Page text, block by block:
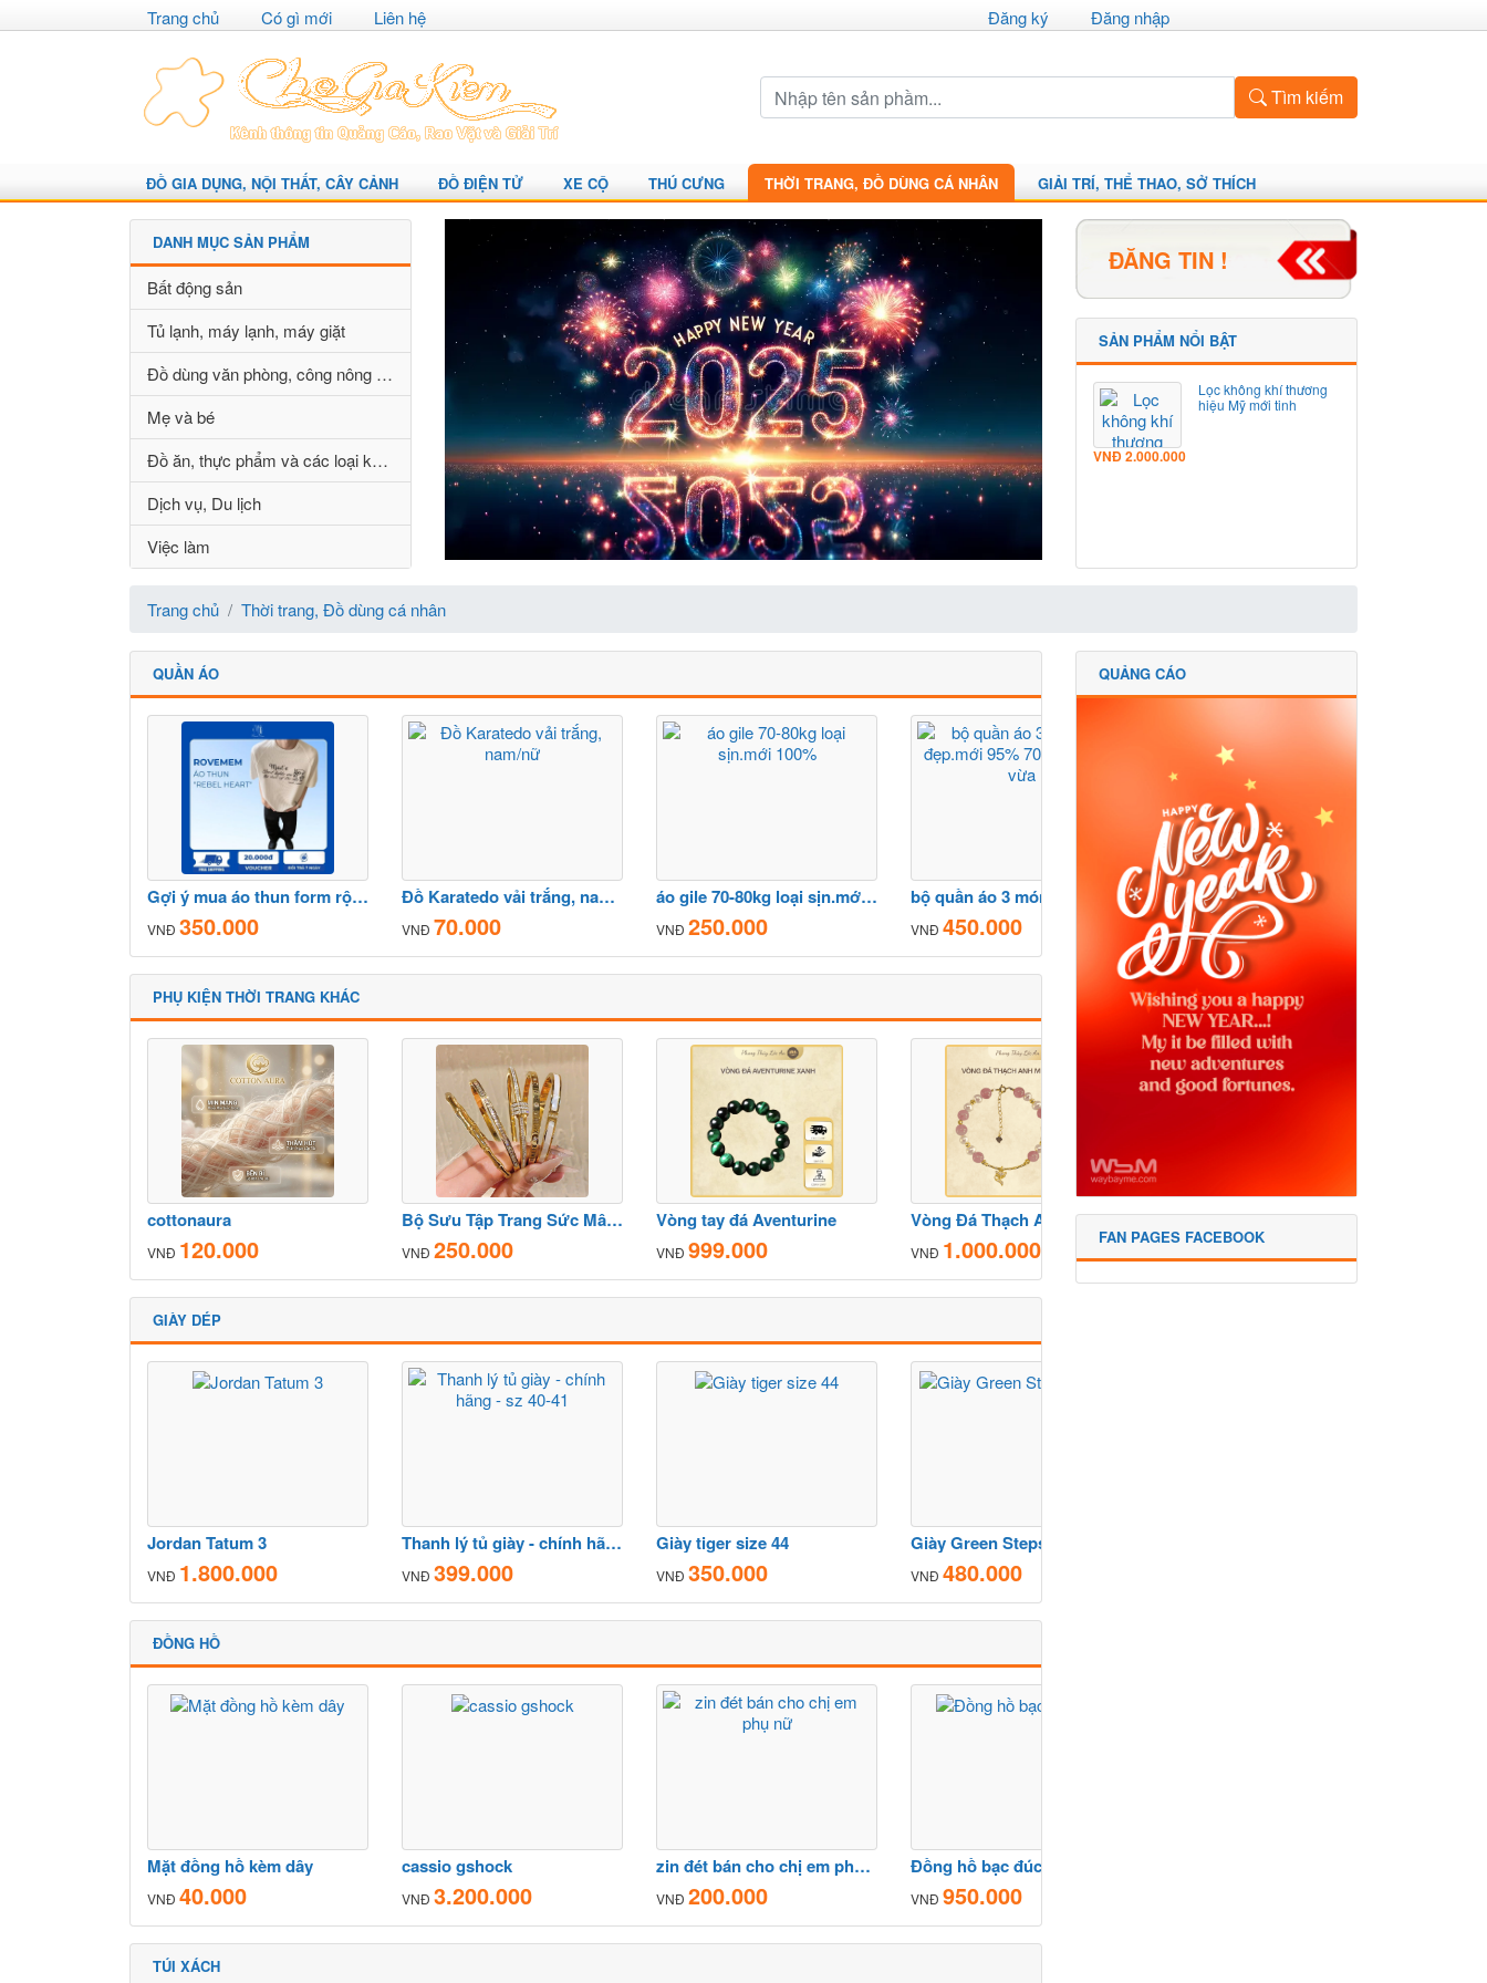
Trang chủ Có gì mới Liên hệ Đăng ký Đăng nhập
Tìm kiếm
ĐỒ GIA DỤNG, NỘI THẤT, CÂY CẢNH ĐỒ ĐIỆN TỬ XE CỘ THÚ CƯNG THỜI TRANG, ĐỒ DÙNG CÁ NHÂN GIẢI TRÍ, THỂ THAO, SỞ THÍCH
DANH MỤC SẢN PHẨM
Bất động sản
Tủ lạnh, máy lạnh, máy giặt
Đồ dùng văn phòng, công nông nghiệp
Mẹ và bé
Đồ ăn, thực phẩm và các loại khác
Dịch vụ, Du lịch
Việc làm
ĐĂNG TIN !
SẢN PHẨM NỔI BẬT
Lọc không khí thương
hiệu Mỹ mới tinh
VNĐ2.000.000
Trang chủ Thời trang, Đồ dùng cá nhân
QUẦN ÁO
Gợi ý mua áo thun form rộng chuẩn Streetwear
VNĐ 350.000
Đồ Karatedo vải trắng, nam/nữ
VNĐ 70.000
áo gile 70-80kg loại sịn.mới 100%
VNĐ 250.000
bộ quần áo 3 món loại đẹp.mới 95% 70-80kg mặc vừa
VNĐ 450.000
Pass áo ạ (áo dệt)
VNĐ70.000
PHỤ KIỆN THỜI TRANG KHÁC
cottonaura
VNĐ 120.000
Bộ Sưu Tập Trang Sức Mây Ánh Kim Thời Trang Nữ Đẹp
VNĐ 250.000
Vòng tay đá Aventurine
VNĐ 999.000
Vòng Đá Thạch Anh Mix Ngọc Trai
VNĐ 1.000.000 400.000
GIÀY DÉP
Jordan Tatum 3
VNĐ 1.800.000
Thanh lý tủ giày - chính hãng - sz 40-41
VNĐ 399.000
Giày tiger size 44
VNĐ 350.000
Giày Green Steps size 44
VNĐ 480.000
ĐỒNG HỒ
Mặt đồng hồ kèm dây
VNĐ 40.000
cassio gshock
VNĐ 3.200.000
zin đét bán cho chị em phụ nữ
VNĐ 200.000
Đồng hồ bạc đúc 925
VNĐ 950.000
TÚI XÁCH
QUẢNG CÁO
FAN PAGES FACEBOOK